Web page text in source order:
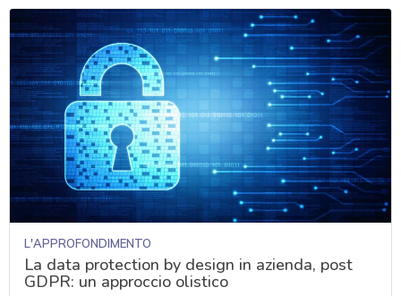
L'APPROFONDIMENTO
La data protection by design in azienda, post
GDPR: un approccio olistico